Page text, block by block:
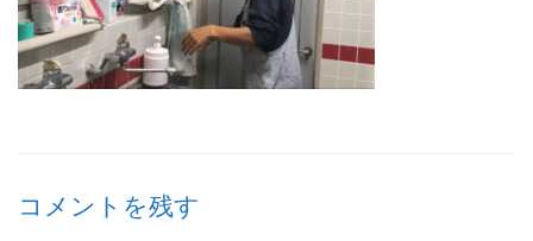
コメントを残す